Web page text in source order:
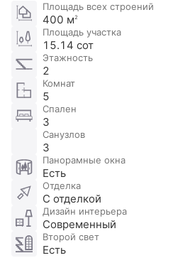
Площадь всех строений
400 м2
Площадь участка
15.14 сот
Этажность
2
Комнат
5
Спален
3
Санузлов
3
Панорамные окна
Есть
Отделка
С отделкой
Дизайн интерьера
Современный
Второй свет
Есть